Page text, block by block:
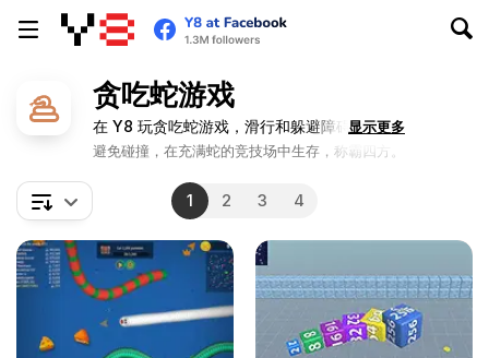
贪吃蛇游戏
在 Y8 玩贪吃蛇游戏，滑行和躲避障碍！
避免碰撞，在充满蛇的竞技场中生存，称霸四方。
显示更多
1 2 3 4